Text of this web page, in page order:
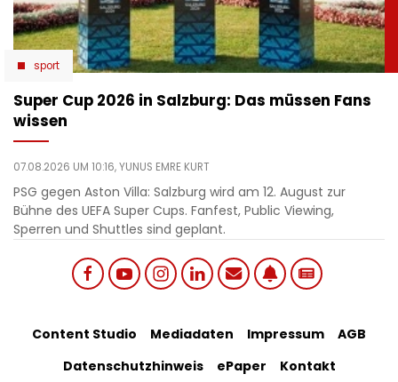
sport
Super Cup 2026 in Salzburg: Das müssen Fans
wissen
07.08.2026 UM 10:16,YUNUS EMRE KURT
PSG gegen Aston Villa: Salzburg wird am 12. August zur
Bühne des UEFA Super Cups. Fanfest, Public Viewing,
Sperren und Shuttles sind geplant.
links
Footer
Content Studio Mediadaten Impressum
AGB
Datenschutzhinweis
ePaper Kontakt